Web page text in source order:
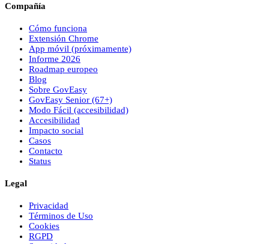
Compañía
Cómo funciona
Extensión Chrome
App móvil (próximamente)
Informe 2026
Roadmap europeo
Blog
Sobre GovEasy
GovEasy Senior (67+)
Modo Fácil (accesibilidad)
Accesibilidad
Impacto social
Casos
Contacto
Status
Legal
Privacidad
Términos de Uso
Cookies
RGPD